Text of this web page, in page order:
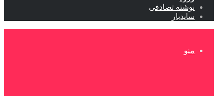
نوشته تصادفی
سایدبار
منو